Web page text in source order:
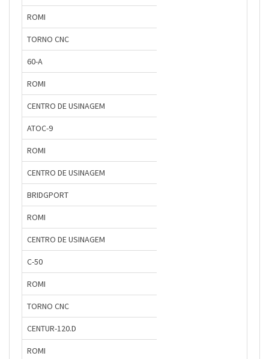
ROMI
TORNO CNC
60-A
ROMI
CENTRO DE USINAGEM
ATOC-9
ROMI
CENTRO DE USINAGEM
BRIDGPORT
ROMI
CENTRO DE USINAGEM
C-50
ROMI
TORNO CNC
CENTUR-120.D
ROMI